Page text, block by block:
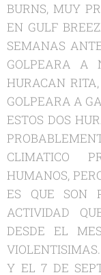
BURNS, MUY
EN GULF
SEMANAS
GOLPEARA A
HURACAN
GOLPEARA A
ESTOS DOS
CLIMATICO
HUMANOS,
ES QUE SON
ACTIVIDAD
DESDE EL
Y EL 7 DE